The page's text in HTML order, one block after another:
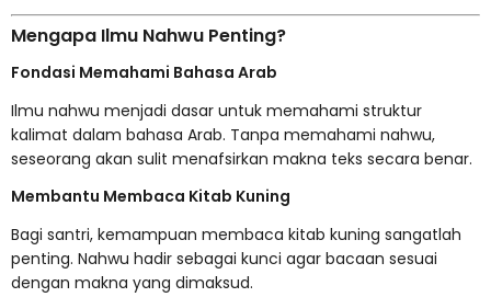
Mengapa Ilmu Nahwu Penting?
Fondasi Memahami Bahasa Arab
Ilmu nahwu menjadi dasar untuk memahami struktur
kalimat dalam bahasa Arab. Tanpa memahami nahwu,
seseorang akan sulit menafsirkan makna teks secara benar.
Membantu Membaca Kitab Kuning
Bagi santri, kemampuan membaca kitab kuning sangatlah
penting. Nahwu hadir sebagai kunci agar bacaan sesuai
dengan makna yang dimaksud.